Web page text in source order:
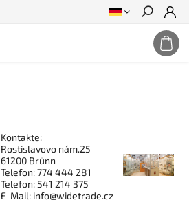
Suchen
Kontakte:
Rostislavovo nám.25
61200 Brünn
Telefon: 774 444 281
Telefon: 541 214 375
E-Mail: info@widetrade.cz